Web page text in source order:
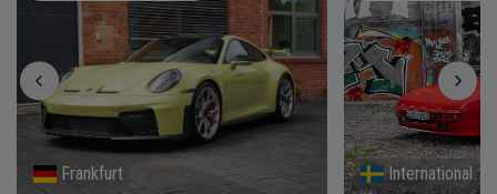
Frankfurt International